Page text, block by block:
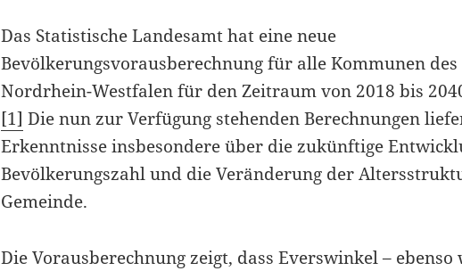
Das Statistische Landesamt hat eine neue
Bevölkerungsvorausberechnung für alle Kommunen des
Nordrhein-Westfalen für den Zeitraum von 2018 bis
[1] Die nun zur Verfügung stehenden Berechnungen
Erkenntnisse insbesondere über die zukünftige
Bevölkerungszahl und die Veränderung der
Gemeinde.
Die Vorausberechnung zeigt, dass Everswinkel – ebenso